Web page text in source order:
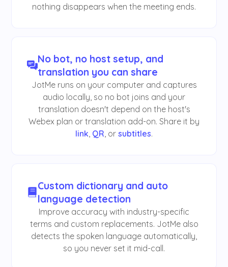
nothing disappears when the meeting ends.
No bot, no host setup, and
translation you can share
JotMe runs on your computer and captures
audio locally, so no bot joins and your
translation doesn't depend on the host's
Webex plan or translation add-on. Share it by
link QR , or subtitles.
Custom dictionary and auto
language detection
Improve accuracy with industry-specific
terms and custom replacements. JotMe also
detects the spoken language automatically,
so you never set it mid-call.